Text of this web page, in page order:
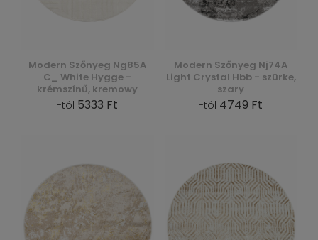
Modern Szőnyeg Ng85A
C_ White Hygge -
krémszínű, kremowy
-tól 5333 Ft
Modern Szőnyeg Nj74A
Light Crystal Hbb - szürke,
szary
-tól 4749 Ft